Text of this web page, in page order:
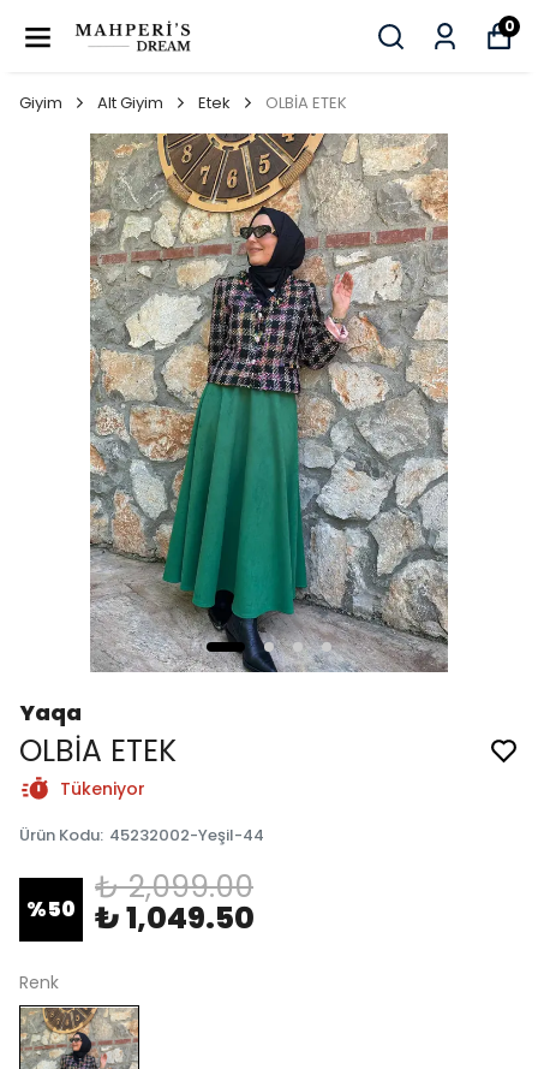
0
Giyim Alt Giyim Etek OLBİA ETEK
Yaqa
OLBİA ETEK
Tükeniyor
Ürün Kodu: 45232002-Yeşil-44
%50
₺ 2,099.00
₺ 1,049.50
Renk